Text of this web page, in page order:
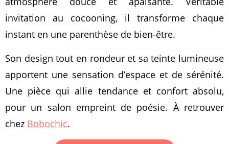
invitation au cocooning, il transforme chaque
instant en une parenthèse de bien-être.
Son design tout en rondeur et sa teinte lumineuse
apportent une sensation d’espace et de sérénité.
Une pièce qui allie tendance et confort absolu,
pour un salon empreint de poésie. À retrouver
chez Bobochic.